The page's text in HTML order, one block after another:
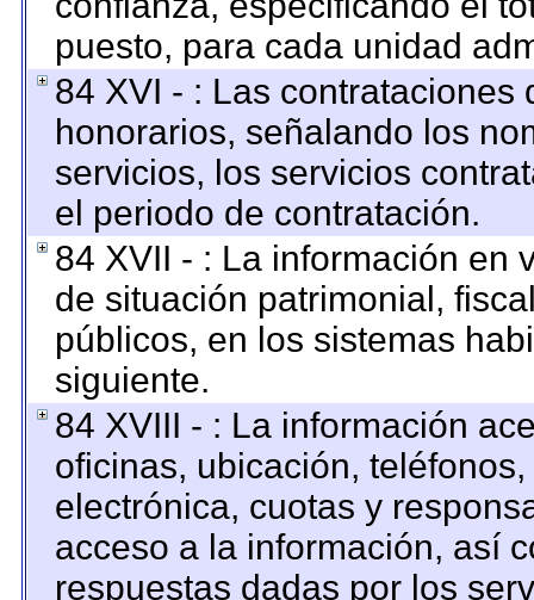
puesto, para cada unidad
84 XVI - : Las
honorarios, señalando los
servicios, los servicios
el periodo de contratación.
84 XVII - : La información en
de situación patrimonial,
públicos, en los sistemas
siguiente.
84 XVIII - : La información
oficinas, ubicación,
electrónica, cuotas y
acceso a la información, así
respuestas dadas por los